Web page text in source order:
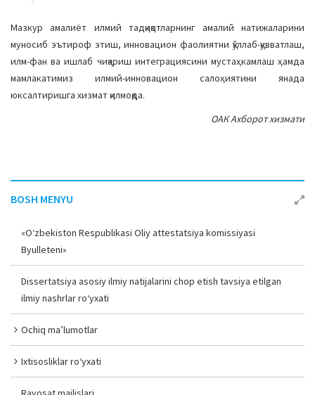
Мазкур амалиёт илмий тадқиқотларнинг амалий натижаларини
муносиб эътироф этиш, инновацион фаолиятни қўллаб-қувватлаш,
илм-фан ва ишлаб чиқариш интеграциясини мустаҳкамлаш ҳамда
мамлакатимиз илмий-инновацион салоҳиятини янада
юксалтиришга хизмат қилмоқда.
ОАК Ахборот хизмати
BOSH MENYU
«O‘zbekiston Respublikasi Oliy attestatsiya komissiyasi
Byulleteni»
Dissertatsiya asosiy ilmiy natijalarini chop etish tavsiya etilgan
ilmiy nashrlar ro‘yxati
Ochiq ma’lumotlar
Ixtisosliklar ro‘yxati